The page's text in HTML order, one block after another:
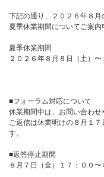
下記の通り、２０２６年８月
夏季休業期間についてご案内
夏季休業期間
２０２６年８月８日（土）〜
■フォーラム対応について
休業期間中は、お問い合わせ
ご返信は休業明けの８月１
す。
■返答停止期間
８月７日（金）１７：００